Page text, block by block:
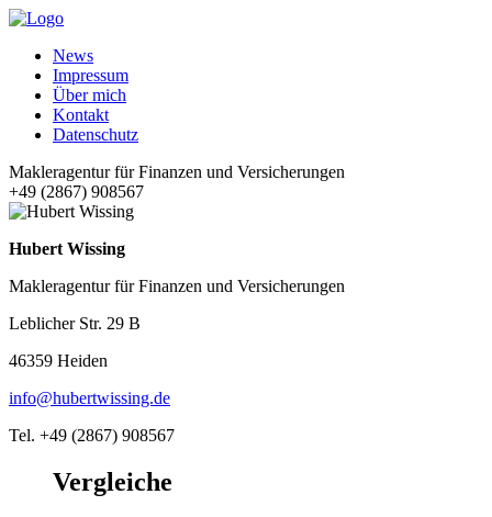
News
Impressum
Über mich
Kontakt
Datenschutz
Makleragentur für Finanzen und Versicherungen
+49 (2867) 908567
Hubert Wissing
Makleragentur für Finanzen und Versicherungen
Leblicher Str. 29 B
46359 Heiden
info@hubertwissing.de
Tel. +49 (2867) 908567
Vergleiche